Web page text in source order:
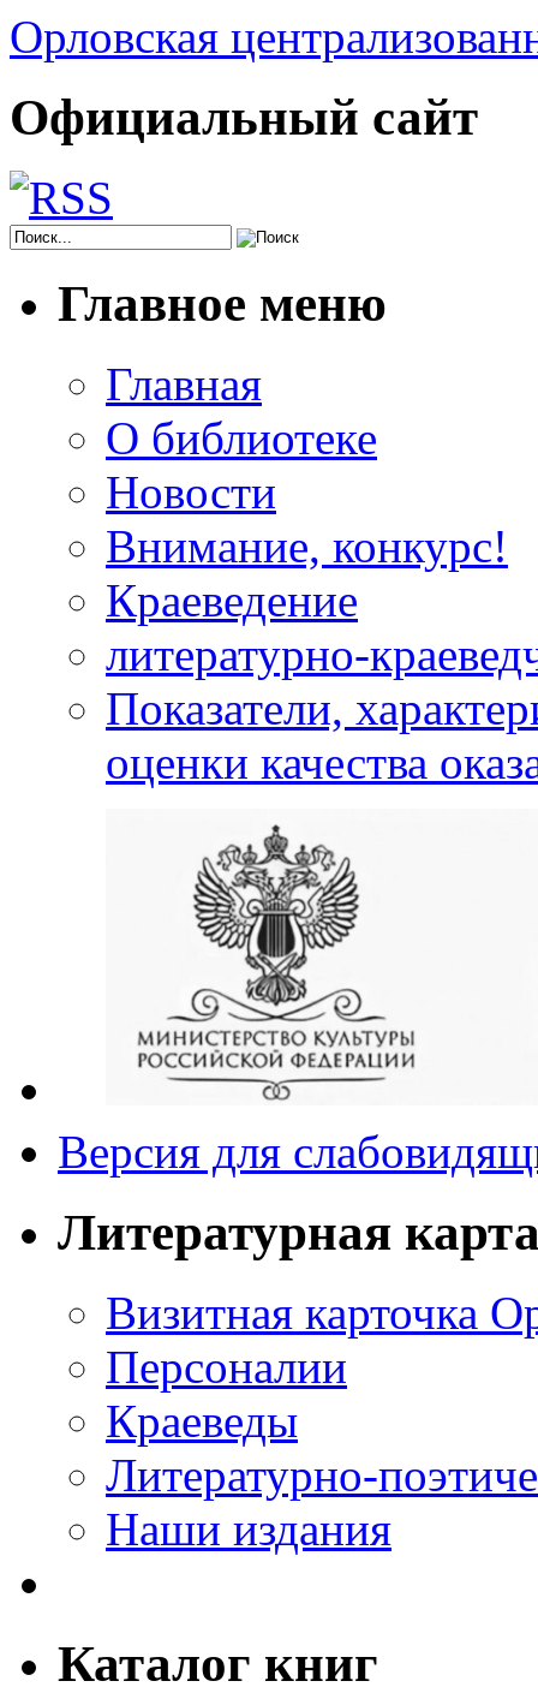
Орловская
Официальный сайт
Главное меню
Главная
О библиотеке
Новости
Внимание, конкурс!
Краеведение
литературно-
Показатели,
оценки качества
Версия для
Литературная
Визитная карточка
Персоналии
Краеведы
Литературно-
Наши издания
Каталог книг